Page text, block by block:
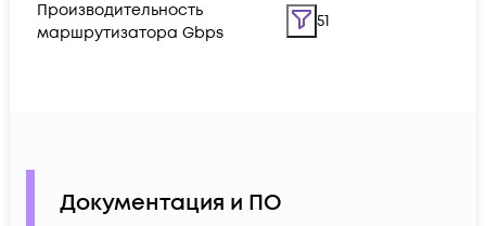
Производительность
маршрутизатора Gbps
51
Документация и ПО